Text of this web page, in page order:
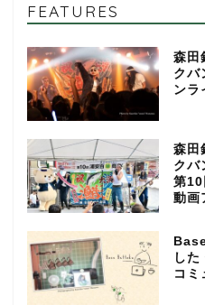
FEATURES
森田
クバ
ンラ
森田
クバ
第10
動画
し
コミ